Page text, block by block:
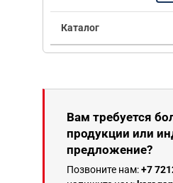
Вам требуется
продукции или
предложение?
Позвоните нам:+7